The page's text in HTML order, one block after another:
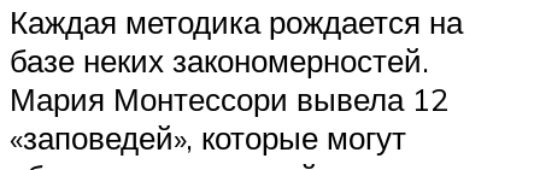
Каждая методика рождается на
базе неких закономерностей.
Мария Монтессори вывела 12
«заповедей», которые могут